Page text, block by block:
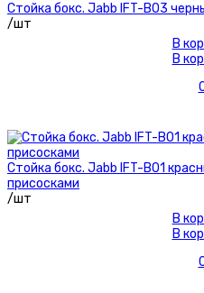
Стойка бокс. Jabb IFT-B03
/шт
В
В
Стойка бокс. Jabb IFT-B01
присосками
/шт
В
В